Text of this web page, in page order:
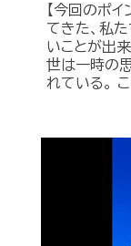
【今回のポ
てきた、私
いことが出
世は一時の
れている。